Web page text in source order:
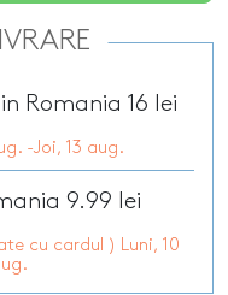
Romania 16 lei
-Joi, 13 aug.
9.99 lei
cu cardul ) Luni, 10